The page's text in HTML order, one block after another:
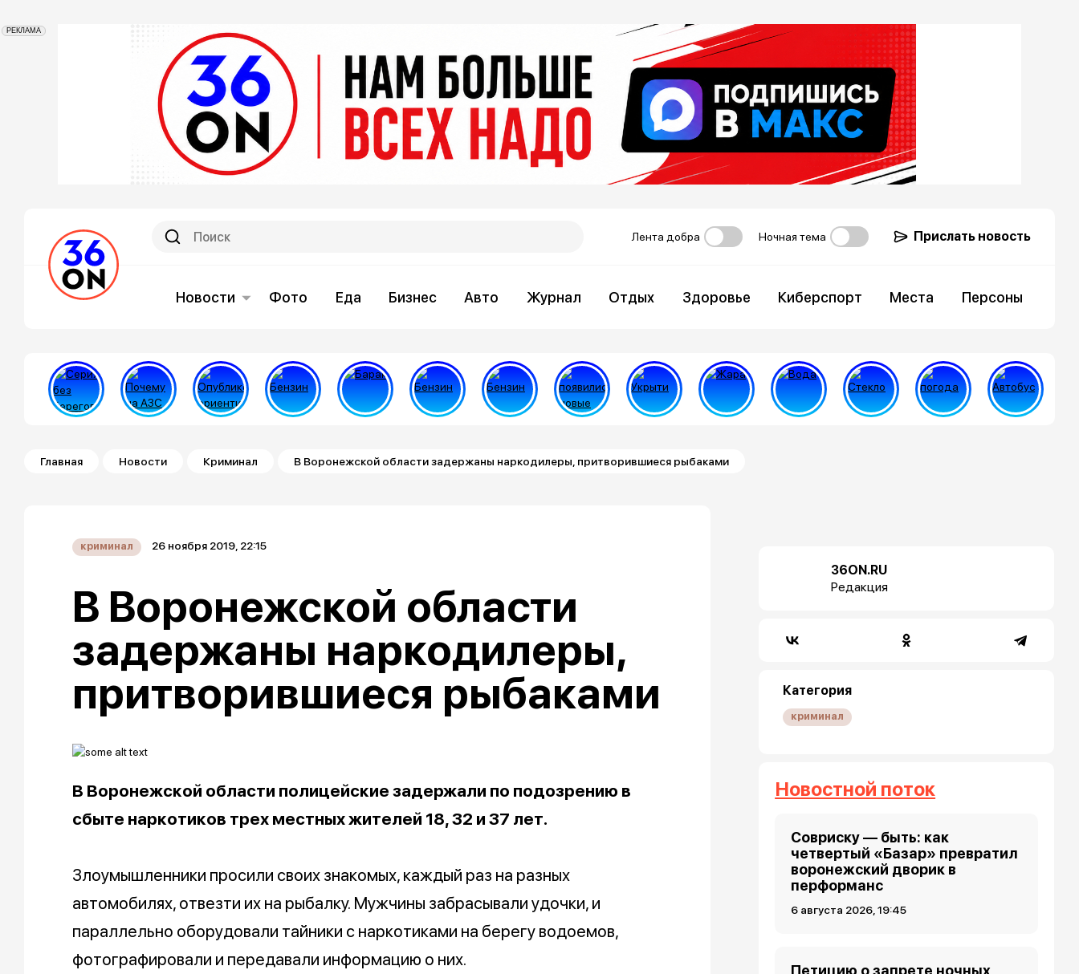
РЕКЛАМА
Лента добра Ночная тема Прислать новость
Новости Фото Еда Бизнес Авто Журнал Отдых Здоровье Киберспорт Места Персоны
Строка навигации
Главная Новости Криминал В Воронежской области задержаны наркодилеры, притворившиеся рыбаками
криминал 26 ноября 2019, 22:15
В Воронежской области
задержаны наркодилеры,
притворившиеся рыбаками
В Воронежской области полицейские задержали по подозрению в
сбыте наркотиков трех местных жителей 18, 32 и 37 лет.
Злоумышленники просили своих знакомых, каждый раз на разных
автомобилях, отвезти их на рыбалку. Мужчины забрасывали удочки, и
параллельно оборудовали тайники с наркотиками на берегу водоемов,
фотографировали и передавали информацию о них.
36ON.RU
Редакция
Категория
криминал
Новостной поток
Совриску — быть: как
четвертый «Базар» превратил
воронежский дворик в
перформанс
6 августа 2026, 19:45